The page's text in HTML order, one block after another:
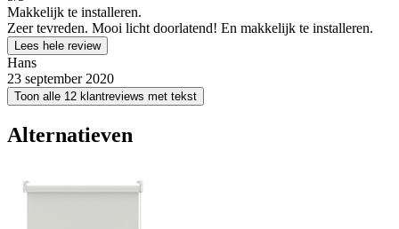
Makkelijk te installeren.
Zeer tevreden. Mooi licht doorlatend! En makkelijk te installeren.
Lees hele review
Hans
23 september 2020
Toon alle 12 klantreviews met tekst
Alternatieven